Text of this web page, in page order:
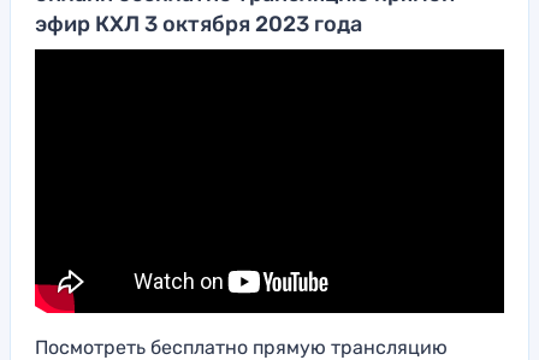
эфир КХЛ 3 октября 2023 года
Посмотреть бесплатно прямую трансляцию